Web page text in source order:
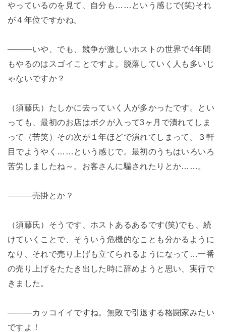
やっているのを見て、自分も……という感じで(笑)それ
が４年位ですかね。
―――いや、でも、競争が激しいホストの世界で4年間
もやるのはスゴイことですよ。脱落していく人も多いじ
ゃないですか？
（須藤氏）たしかに去っていく人が多かったです。とい
っても、最初のお店はボクが入って3ヶ月で潰れてしま
って（苦笑）その次が１年ほどで潰れてしまって。３軒
目でようやく……という感じで。最初のうちはいろいろ
苦労しましたね～。お客さんに騙されたりとか……。
―――売掛とか？
（須藤氏）そうです、ホストあるあるです(笑)でも、続
けていくことで、そういう危機的なことも分かるように
なり、それで売り上げも立てられるようになって…一番
の売り上げをたたき出した時に辞めようと思い、実行で
きました。
―――カッコイイですね。無敗で引退する格闘家みたい
ですよ！